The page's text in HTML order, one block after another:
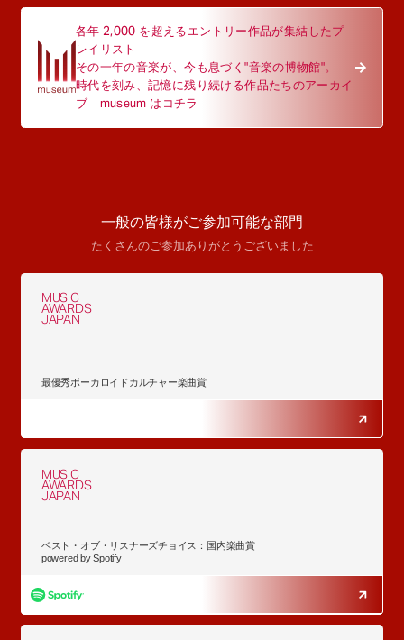
各年 2,000 を超えるエントリー作品が集結したプ
レイリスト
その一年の音楽が、今も息づく"音楽の博物館"。
時代を刻み、記憶に残り続ける作品たちのアーカイ
ブ museum はコチラ
一般の皆様がご参加可能な部門
たくさんのご参加ありがとうございました
MUSIC
AWARDS
JAPAN
最優秀ボーカロイドカルチャー楽曲賞
MUSIC
AWARDS
JAPAN
ベスト・オブ・リスナーズチョイス：国内楽曲賞
powered by Spotify